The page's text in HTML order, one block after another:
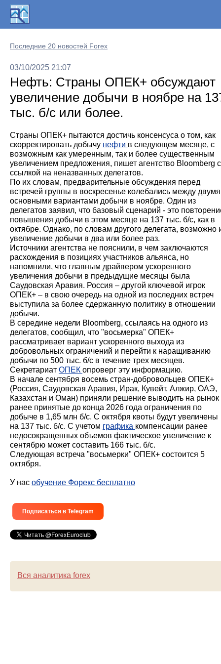
Последние 20 новостей Forex
03/10/2025 21:07
Нефть: Страны ОПЕК+ обсуждают
увеличение добычи в ноябре на
тыс. б/с или более.
Страны ОПЕК+ пытаются достичь консенсуса о том, как
скорректировать добычу нефти в следующем месяце, с
возможным как умеренным, так и более существенным
увеличением предложения, пишет агентство Bloomberg
ссылкой на неназванных делегатов.
По их словам, предварительные обсуждения перед
встречей группы в воскресенье колебались между двумя
основными вариантами добычи в ноябре. Один из
делегатов заявил, что базовый сценарий - это
повышения добычи в этом месяце на 137 тыс. б/с, как в
октябре. Однако, по словам другого делегата, возможно
увеличение добычи в два или более раз.
Источники агентства не пояснили, в чем заключаются
расхождения в позициях участников альянса, но
напомнили, что главным драйвером ускоренного
увеличения добычи в предыдущие месяцы была
Саудовская Аравия. Россия – другой ключевой игрок
ОПЕК+ – в свою очередь на одной из последних встреч
выступила за более сдержанную политику в отношении
добычи.
В середине недели Bloomberg, ссылаясь на одного из
делегатов, сообщил, что "восьмерка" ОПЕК+
рассматривает вариант ускоренного выхода из
добровольных ограничений и перейти к наращиванию
добычи по 500 тыс. б/с в течение трех месяцев.
Секретариат ОПЕК опроверг эту информацию.
В начале сентября восемь стран-добровольцев ОПЕК+
(Россия, Саудовская Аравия, Ирак, Кувейт, Алжир, ОАЭ,
Казахстан и Оман) приняли решение выводить на рынок
ранее принятые до конца 2026 года ограничения по
добыче в 1,65 млн б/с. С октября квоты будут увеличены
на 137 тыс. б/с. С учетом графика компенсации ранее
недосокращенных объемов фактическое увеличение к
сентябрю может составить 166 тыс. б/с.
Следующая встреча "восьмерки" ОПЕК+ состоится 5
октября.
У нас обучение Форекс бесплатно
Подписаться в Telegram
Вся аналитика forex